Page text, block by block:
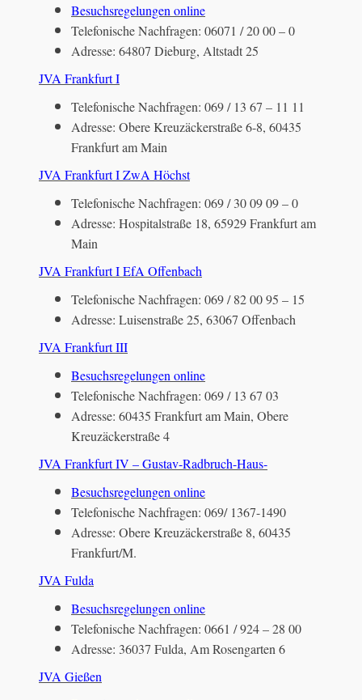
Besuchsregelungen online
Telefonische Nachfragen: 06071 / 20 00 – 0
Adresse: 64807 Dieburg, Altstadt 25
JVA Frankfurt I
Telefonische Nachfragen: 069 / 13 67 – 11 11
Adresse: Obere Kreuzäckerstraße 6-8, 60435
Frankfurt am Main
JVA Frankfurt I ZwA Höchst
Telefonische Nachfragen: 069 / 30 09 09 – 0
Adresse: Hospitalstraße 18, 65929 Frankfurt am
Main
JVA Frankfurt I EfA Offenbach
Telefonische Nachfragen: 069 / 82 00 95 – 15
Adresse: Luisenstraße 25, 63067 Offenbach
JVA Frankfurt III
Besuchsregelungen online
Telefonische Nachfragen: 069 / 13 67 03
Adresse: 60435 Frankfurt am Main, Obere
Kreuzäckerstraße 4
JVA Frankfurt IV – Gustav-Radbruch-Haus-
Besuchsregelungen online
Telefonische Nachfragen: 069/ 1367-1490
Adresse: Obere Kreuzäckerstraße 8, 60435
Frankfurt/M.
JVA Fulda
Besuchsregelungen online
Telefonische Nachfragen: 0661 / 924 – 28 00
Adresse: 36037 Fulda, Am Rosengarten 6
JVA Gießen